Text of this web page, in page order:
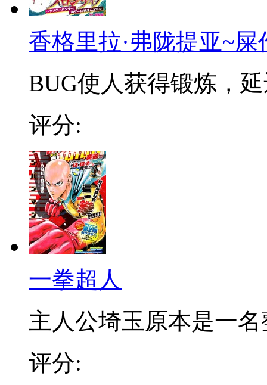
香格里拉·弗陇提亚~
BUG使人获得锻炼，
评分:
一拳超人
主人公埼玉原本是一名
评分: